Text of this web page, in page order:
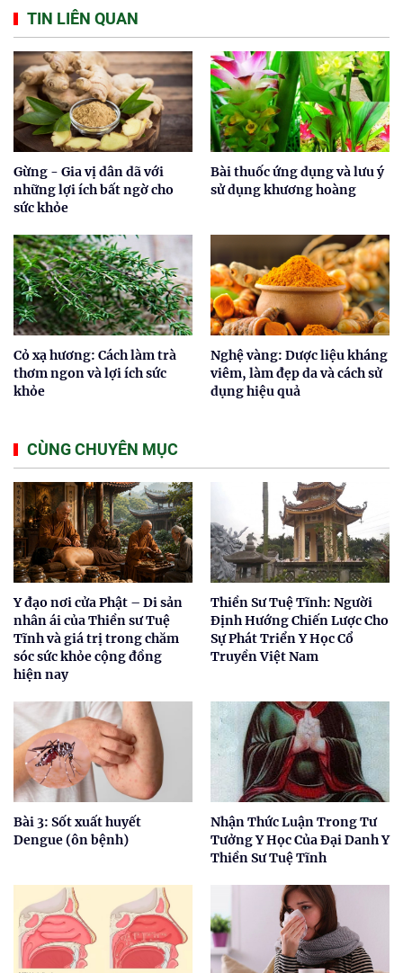
TIN LIÊN QUAN
Gừng - Gia vị dân dã với
những lợi ích bất ngờ cho
sức khỏe
Bài thuốc ứng dụng và lưu ý
sử dụng khương hoàng
Cỏ xạ hương: Cách làm trà
thơm ngon và lợi ích sức
khỏe
Nghệ vàng: Dược liệu kháng
viêm, làm đẹp da và cách sử
dụng hiệu quả
CÙNG CHUYÊN MỤC
Y đạo nơi cửa Phật – Di sản
nhân ái của Thiền sư Tuệ
Tĩnh và giá trị trong chăm
sóc sức khỏe cộng đồng
hiện nay
Thiền Sư Tuệ Tĩnh: Người
Định Hướng Chiến Lược Cho
Sự Phát Triển Y Học Cổ
Truyền Việt Nam
Bài 3: Sốt xuất huyết
Dengue (ôn bệnh)
Nhận Thức Luận Trong Tư
Tưởng Y Học Của Đại Danh Y
Thiền Sư Tuệ Tĩnh